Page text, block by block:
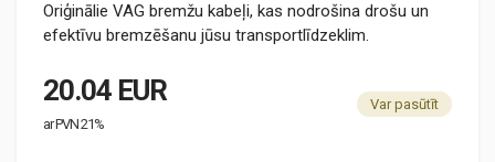
Oriģinālie VAG bremžu kabeļi, kas nodrošina drošu un
efektīvu bremzēšanu jūsu transportlīdzeklim.
20.04 EUR
ar PVN 21%
Var pasūtīt